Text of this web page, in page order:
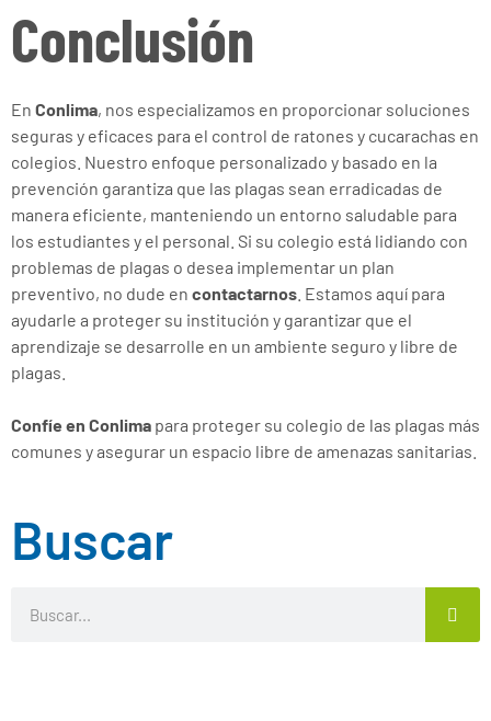
Conclusión
En Conlima, nos especializamos en proporcionar soluciones
seguras y eficaces para el control de ratones y cucarachas en
colegios. Nuestro enfoque personalizado y basado en la
prevención garantiza que las plagas sean erradicadas de
manera eficiente, manteniendo un entorno saludable para
los estudiantes y el personal. Si su colegio está lidiando con
problemas de plagas o desea implementar un plan
preventivo, no dude en contactarnos . Estamos aquí para
ayudarle a proteger su institución y garantizar que el
aprendizaje se desarrolle en un ambiente seguro y libre de
plagas.
Confíe en Conlima para proteger su colegio de las plagas más
comunes y asegurar un espacio libre de amenazas sanitarias.
Buscar